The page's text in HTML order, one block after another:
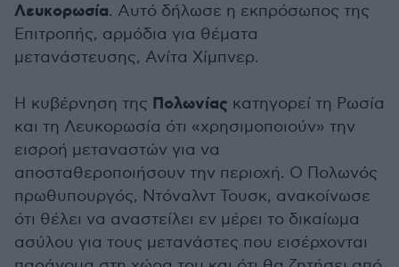
Λευκορωσία. Αυτό δήλωσε η εκπρόσωπος της
Επιτροπής, αρμόδια για θέματα
μετανάστευσης, Ανίτα Χίμπνερ.
Η κυβέρνηση της Πολωνίας κατηγορεί τη Ρωσία
και τη Λευκορωσία ότι «χρησιμοποιούν» την
εισροή μεταναστών για να
αποσταθεροποιήσουν την περιοχή. Ο Πολωνός
πρωθυπουργός, Ντόναλντ Τουσκ, ανακοίνωσε
ότι θέλει να αναστείλει εν μέρει το δικαίωμα
ασύλου για τους μετανάστες που εισέρχονται